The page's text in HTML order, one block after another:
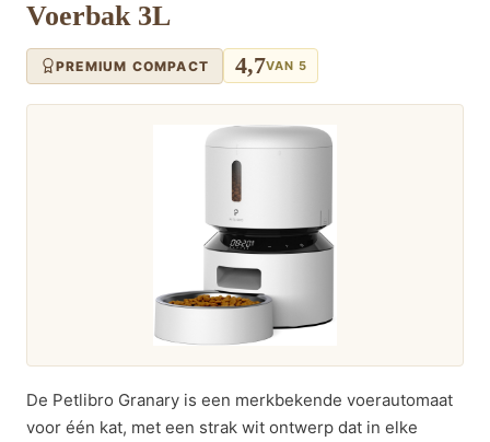
Voerbak 3L
PREMIUM COMPACT 4,7VAN 5
De Petlibro Granary is een merkbekende voerautomaat
voor één kat, met een strak wit ontwerp dat in elke